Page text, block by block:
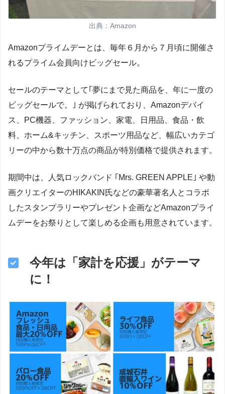
出典：Amazon
Amazonプライムデーとは、毎年６月から７月頃に開催さ
れるプライム会員向けビッグセール。
セールのテーマとして｢夢にまで見た商品を、年に一度の
ビッグセールで。｣ が掲げられており、Amazonデバイ
ス、PC機器、ファッション、家電、日用品、食品・飲
料、ホーム&キッチン、スポーツ用品など、幅広いカテゴ
リーの中から数十万点の商品が特別価格で提供されます。
期間中は、人気ロックバンド ｢Mrs. GREEN APPLE｣ や動
画クリエイターのHIKAKIN氏などの豪華著名人とコラボ
したスタンプラリーやプレゼント企画などAmazonプライ
ムデーをお祭りとして楽しめる企画も用意されています。
今年は「家計を応援」がテーマ
に！